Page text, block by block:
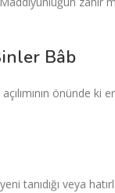
Bâb
önünde ki
tanıdığı veya